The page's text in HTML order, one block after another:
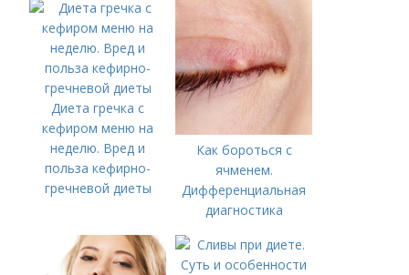
Диета гречка с
кефиром меню на
неделю. Вред и
польза кефирно-
гречневой диеты
Как бороться с
ячменем.
Дифференциальная
диагностика